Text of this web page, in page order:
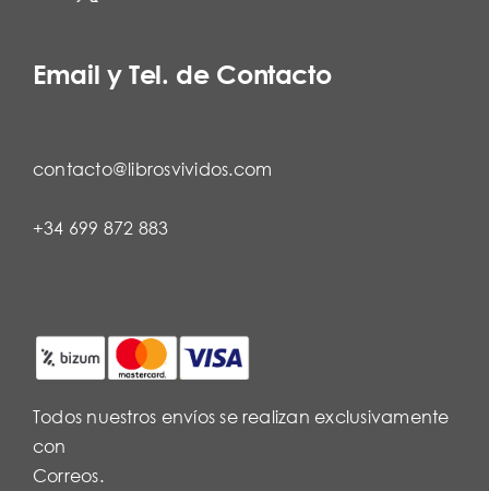
Email y Tel. de Contacto
contacto@librosvividos.com
+34 699 872 883
Todos nuestros envíos se realizan exclusivamente
con
Correos.